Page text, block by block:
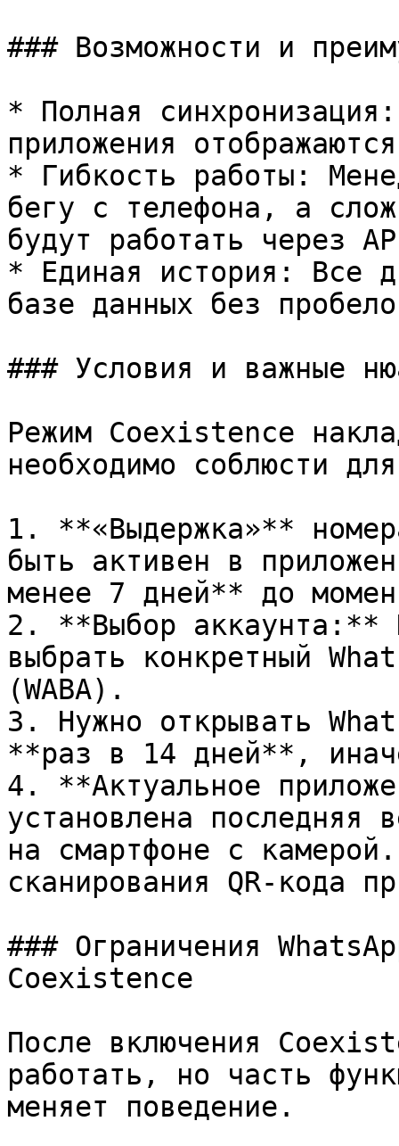
### Возможности и
* Полная
приложения
* Гибкость работы:
бегу с телефона, а
будут работать через
* Единая история: Все
базе данных без
### Условия и важные
Режим Coexistence
необходимо соблюсти
1. **«Выдержка»**
быть активен в
менее 7 дней** до
2. **Выбор аккаунта:**
выбрать конкретный
(WABA).
3. Нужно открывать
**раз в 14 дней**,
4. **Актуальное
установлена последняя
на смартфоне с
сканирования QR-кода
### Ограничения
Coexistence
После включения
работать, но часть
меняет поведение.